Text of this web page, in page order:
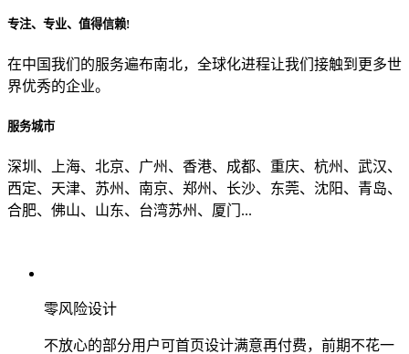
专注、专业、值得信赖!
在中国我们的服务遍布南北，全球化进程让我们接触到更多世
界优秀的企业。
服务城市
深圳、上海、北京、广州、香港、成都、重庆、杭州、武汉、
西定、天津、苏州、南京、郑州、长沙、东莞、沈阳、青岛、
合肥、佛山、山东、台湾苏州、厦门...
零风险设计
不放心的部分用户可首页设计满意再付费，前期不花一